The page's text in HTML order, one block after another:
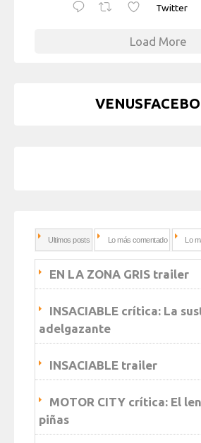
Twitter
Load More
Ultimos posts Lo más comentado Lo
EN LA ZONA GRIS trailer
INSACIABLE crítica: La
adelgazante
INSACIABLE trailer
MOTOR CITY crítica: El
piñas